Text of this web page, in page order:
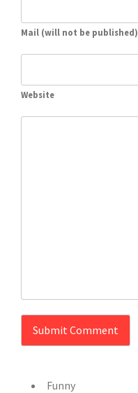
Mail (will not be published)
Website
Funny